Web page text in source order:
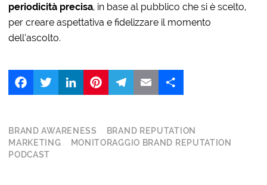
periodicità precisa, in base al pubblico che si è scelto,
per creare aspettativa e fidelizzare il momento
dell’ascolto.
FacebookTwitter LinkedIn
BRAND AWARENESS
BRAND REPUTATION
MARKETING
MONITORAGGIO BRAND REPUTATION
PODCAST